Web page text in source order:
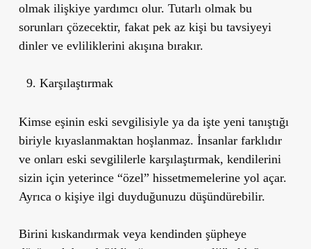
olmak ilişkiye yardımcı olur. Tutarlı olmak bu
sorunları çözecektir, fakat pek az kişi bu tavsiyeyi
dinler ve evliliklerini akışına bırakır.
Karşılaştırmak
Kimse eşinin eski sevgilisiyle ya da işte yeni tanıştığı
biriyle kıyaslanmaktan hoşlanmaz. İnsanlar farklıdır
ve onları eski sevgililerle karşılaştırmak, kendilerini
sizin için yeterince “özel” hissetmemelerine yol açar.
Ayrıca o kişiye ilgi duyduğunuzu düşündürebilir.
Birini kıskandırmak veya kendinden şüpheye